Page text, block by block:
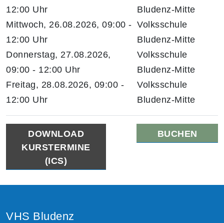
12:00 Uhr
Bludenz-Mitte
Mittwoch, 26.08.2026, 09:00 -
12:00 Uhr
Volksschule
Bludenz-Mitte
Donnerstag, 27.08.2026,
09:00 - 12:00 Uhr
Volksschule
Bludenz-Mitte
Freitag, 28.08.2026, 09:00 -
12:00 Uhr
Volksschule
Bludenz-Mitte
DOWNLOAD
KURSTERMINE
(ICS)
BUCHEN
VHS Bludenz